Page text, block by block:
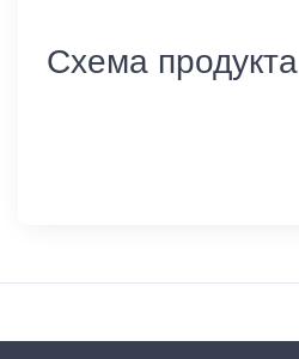
Схема продукта